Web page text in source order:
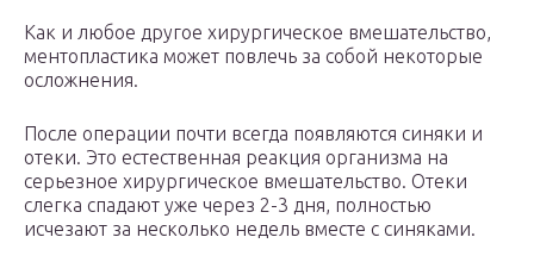
Как и любое другое хирургическое вмешательство,
ментопластика может повлечь за собой некоторые
осложнения.
После операции почти всегда появляются синяки и
отеки. Это естественная реакция организма на
серьезное хирургическое вмешательство. Отеки
слегка спадают уже через 2-3 дня, полностью
исчезают за несколько недель вместе с синяками.